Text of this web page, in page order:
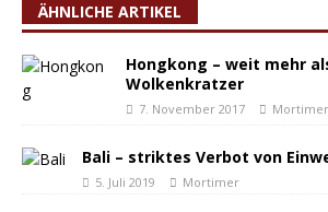
ÄHNLICHE ARTIKEL
Hongkong – weit mehr
Wolkenkratzer
7. November 2017 Mortimer
Bali – striktes Verbot von
5. Juli 2019 Mortimer